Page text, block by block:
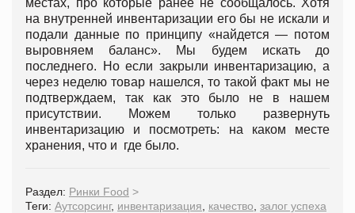
на внутренней инвентаризации его бы не искали и
подали данные по принципу «найдется — потом
выровняем баланс». Мы будем искать до
последнего. Но если закрыли инвентаризацию, а
через неделю товар нашелся, то такой факт мы не
подтверждаем, так как это было не в нашем
присутствии. Можем только развернуть
инвентаризацию и посмотреть: на каком месте
хранения, что и где было.
Раздел: Ринки Food >
Теги: Аутсорсинг, инвентаризация качество залог успеха